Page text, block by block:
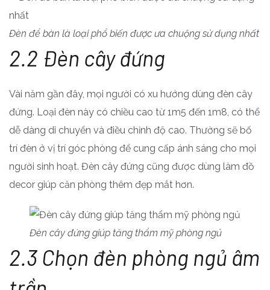
Đèn để bàn là loại phổ biến được ưa chuộng sử dụng nhất
2.2 Đèn cây đứng
Vài năm gần đây, mọi người có xu hướng dùng đèn cây
đứng. Loại đèn này có chiều cao từ 1m5 đến 1m8, có thể
dễ dàng di chuyển và điều chỉnh độ cao. Thường sẽ bố
trí đèn ở vị trí góc phòng để cung cấp ánh sáng cho mọi
người sinh hoạt. Đèn cây đứng cũng được dùng làm đồ
decor giúp căn phòng thêm đẹp mắt hơn.
Đèn cây đứng giúp tăng thẩm mỹ phòng ngủ
2.3 Chọn đèn phòng ngủ âm